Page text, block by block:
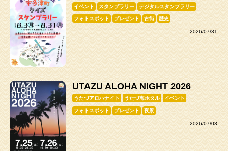
イベント スタンプラリー デジタルスタンプラリー
フォトスポット プレゼント 古街 歴史
2026/07/31
UTAZU ALOHA NIGHT 2026
うたづアロハナイト うたづ海ホタル イベント
フォトスポット プレゼント 夜景
2026/07/03